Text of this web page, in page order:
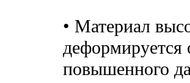
• Материал
деформируется
повышенного